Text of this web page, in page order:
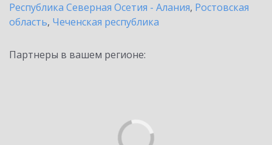
Республика Северная Осетия - Алания, Ростовская
область, Чеченская республика
Партнеры в вашем регионе: